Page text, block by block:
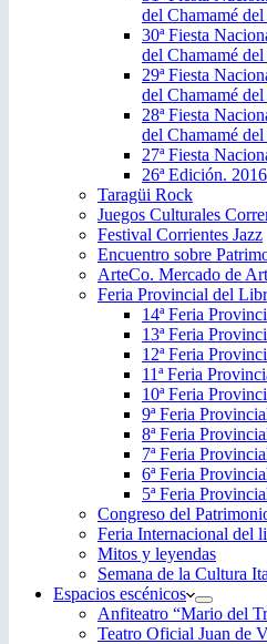
del Chamamé
30ª Fiesta
del Chamamé
29ª Fiesta
del Chamamé
28ª Fiesta
del Chamamé
27ª Fiesta
26ª Edición.
Taragüi Rock
Juegos Culturales
Festival Corrientes Jazz
Encuentro sobre
ArteCo. Mercado de
Feria Provincial del
14ª Feria
13ª Feria
12ª Feria
11ª Feria
10ª Feria
9ª Feria
8ª Feria
7ª Feria
6ª Feria
5ª Feria
Congreso del
Feria Internacional del
Mitos y leyendas
Semana de la Cultura
Espacios escénicos
Anfiteatro “Mario del
Teatro Oficial Juan de